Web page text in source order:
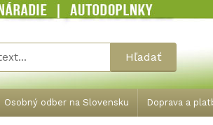
Osobný odber na Slovensku Doprava a
Hľadať